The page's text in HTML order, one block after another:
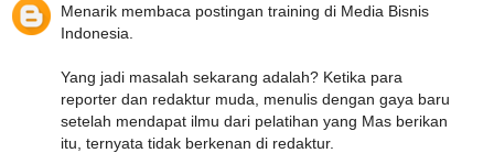
Menarik membaca postingan training di Media Bisnis
Indonesia.
Yang jadi masalah sekarang adalah? Ketika para
reporter dan redaktur muda, menulis dengan gaya baru
setelah mendapat ilmu dari pelatihan yang Mas berikan
itu, ternyata tidak berkenan di redaktur.